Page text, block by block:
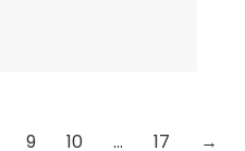
9 10 … 17 →